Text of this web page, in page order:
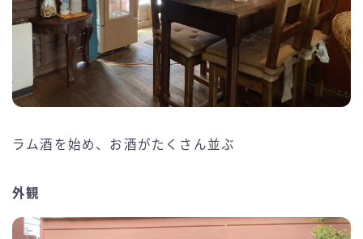
ラム酒を始め、お酒がたくさん並ぶ
外観